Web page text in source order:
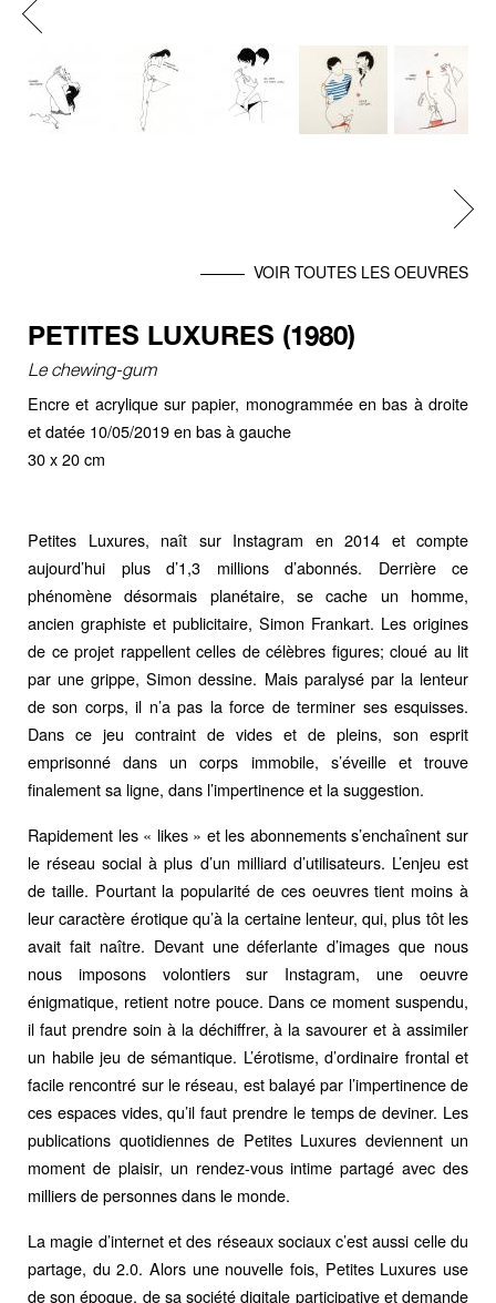
Next
VOIR TOUTES LES OEUVRES
PETITES LUXURES (1980)
Le chewing-gum
Encre et acrylique sur papier, monogrammée en bas à droite
et datée 10/05/2019 en bas à gauche
30 x 20 cm
Petites Luxures, naît sur Instagram en 2014 et compte
aujourd’hui plus d’1,3 millions d’abonnés. Derrière ce
phénomène désormais planétaire, se cache un homme,
ancien graphiste et publicitaire, Simon Frankart. Les origines
de ce projet rappellent celles de célèbres figures; cloué au lit
par une grippe, Simon dessine. Mais paralysé par la lenteur
de son corps, il n’a pas la force de terminer ses esquisses.
Dans ce jeu contraint de vides et de pleins, son esprit
emprisonné dans un corps immobile, s’éveille et trouve
finalement sa ligne, dans l’impertinence et la suggestion.
Rapidement les « likes » et les abonnements s’enchaînent sur
le réseau social à plus d’un milliard d’utilisateurs. L’enjeu est
de taille. Pourtant la popularité de ces oeuvres tient moins à
leur caractère érotique qu’à la certaine lenteur, qui, plus tôt les
avait fait naître. Devant une déferlante d’images que nous
nous imposons volontiers sur Instagram, une oeuvre
énigmatique, retient notre pouce. Dans ce moment suspendu,
il faut prendre soin à la déchiffrer, à la savourer et à assimiler
un habile jeu de sémantique. L’érotisme, d’ordinaire frontal et
facile rencontré sur le réseau, est balayé par l’impertinence de
ces espaces vides, qu’il faut prendre le temps de deviner. Les
publications quotidiennes de Petites Luxures deviennent un
moment de plaisir, un rendez-vous intime partagé avec des
milliers de personnes dans le monde.
La magie d’internet et des réseaux sociaux c’est aussi celle du
partage, du 2.0. Alors une nouvelle fois, Petites Luxures use
de son époque, de sa société digitale participative et demande